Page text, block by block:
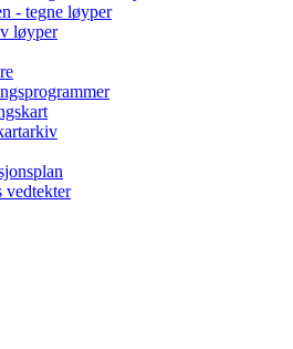
- tegne løyper
løyper
vedtekter